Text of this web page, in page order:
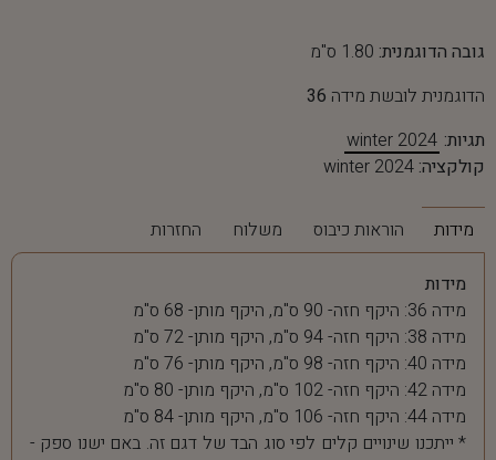
גובה הדוגמנית: 1.80 ס"מ
הדוגמנית לובשת מידה 36
תגיות: winter 2024
קולקציה: winter 2024
מידות הוראות כיבוס משלוח החזרות
מידות
מידה 36: היקף חזה- 90 ס"מ, היקף מותן- 68 ס"מ
מידה 38: היקף חזה- 94 ס"מ, היקף מותן- 72 ס"מ
מידה 40: היקף חזה- 98 ס"מ, היקף מותן- 76 ס"מ
מידה 42: היקף חזה- 102 ס"מ, היקף מותן- 80 ס"מ
מידה 44: היקף חזה- 106 ס"מ, היקף מותן- 84 ס"מ
* ייתכנו שינויים קלים לפי סוג הבד של דגם זה. באם ישנו ספק -